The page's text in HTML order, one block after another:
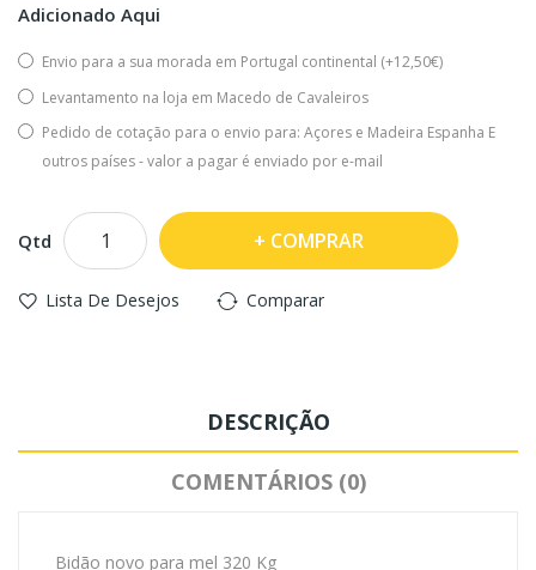
Adicionado Aqui
Envio para a sua morada em Portugal continental (+12,50€)
Levantamento na loja em Macedo de Cavaleiros
Pedido de cotação para o envio para: Açores e Madeira Espanha E
outros países - valor a pagar é enviado por e-mail
Qtd COMPRAR
Lista De Desejos Comparar
DESCRIÇÃO
COMENTÁRIOS (0)
Bidão novo para mel 320 Kg